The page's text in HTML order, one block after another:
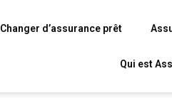
Changer d’assurance prêt
Qui est